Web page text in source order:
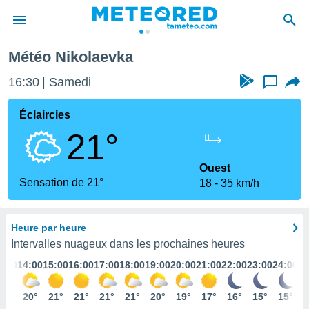
de
en
Météo Nikolaevka
16:30 Samedi ...
Éclaircies
21°
Sensation de 21°
Ouest
18
35 km/h
Heure par heure
Intervalles nuageux dans les prochaines heures
14:00
20°
15:00
21°
16:00
21°
17:00
21°
18:00
21°
19:00
20°
20:00
19°
21:00
17°
22:00
16°
23:00
15°
24:00
15°